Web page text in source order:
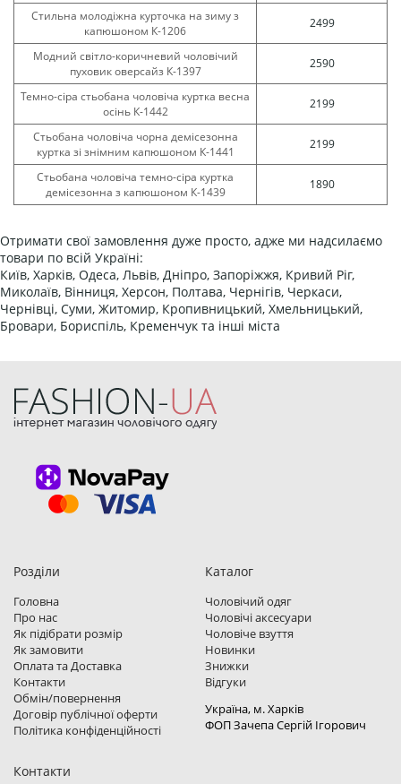
Стильна молодіжна курточка на зиму з
капюшоном К-1206
2499
Модний світло-коричневий чоловічий
пуховик оверсайз К-1397
2590
Темно-сіра стьобана чоловіча куртка весна
осінь К-1442
2199
Стьобана чоловіча чорна демісезонна
куртка зі знімним капюшоном К-1441
2199
Стьобана чоловіча темно-сіра куртка
демісезонна з капюшоном К-1439
1890
Отримати свої замовлення дуже просто, адже ми надсилаємо
товари по всій Україні:
Київ, Харків, Одеса, Львів, Дніпро, Запоріжжя, Кривий Ріг,
Миколаїв, Вінниця, Херсон, Полтава, Чернігів, Черкаси,
Чернівці, Суми, Житомир, Кропивницький, Хмельницький,
Бровари, Бориспіль, Кременчук та інші міста
Розділи
Головна
Про нас
Як підібрати розмір
Як замовити
Оплата та Доставка
Контакти
Обмін/повернення
Договір публічної оферти
Політика конфіденційності
Каталог
Чоловічий одяг
Чоловічі аксесуари
Чоловіче взуття
Новинки
Знижки
Відгуки
Україна, м. Харкiв
ФОП Зачепа Сергій Ігорович
Контакти